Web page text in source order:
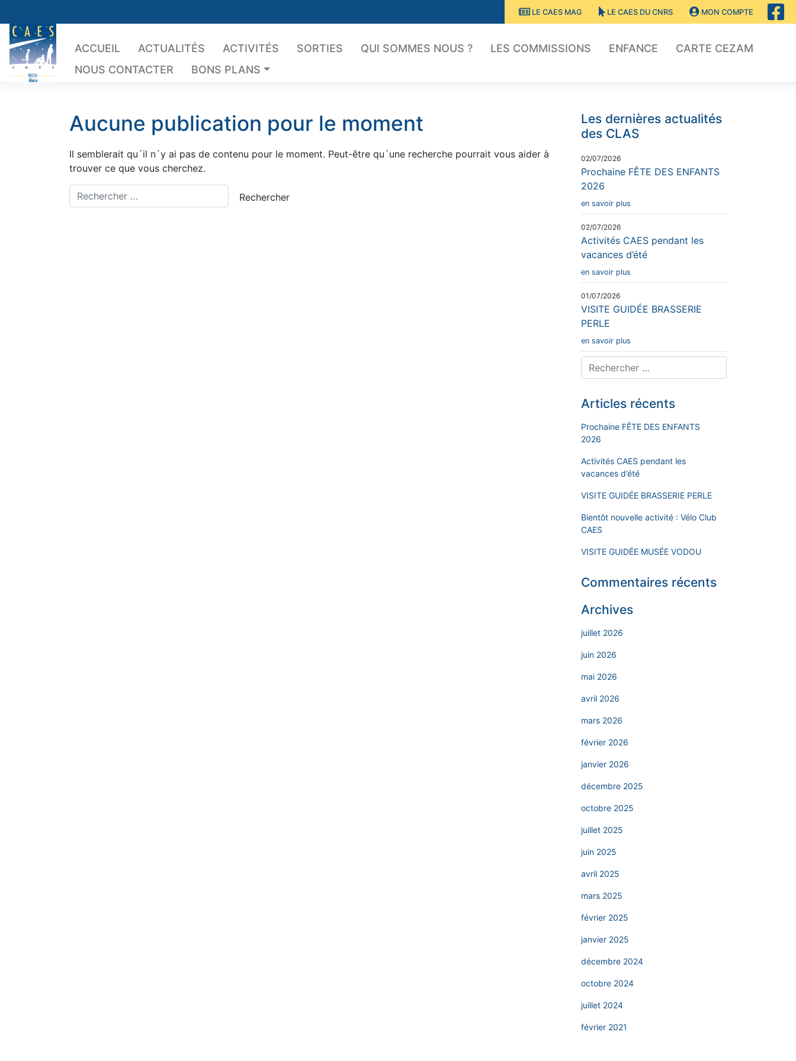
to
content
LE CAES MAG LE CAES DU CNRS MON COMPTE
ACCUEIL ACTUALITÉS ACTIVITÉS SORTIES QUI SOMMES NOUS ? LES COMMISSIONS ENFANCE
CARTE CEZAM
NOUS CONTACTER
BONS PLANS
Aucune publication pour le moment
Il semblerait qu´il n´y ai pas de contenu pour le moment. Peut-être qu´une recherche pourrait vous aider à
trouver ce que vous cherchez.
Les dernières actualités
des CLAS
02/07/2026
Prochaine FÊTE DES ENFANTS
2026
en savoir plus
02/07/2026
Activités CAES pendant les
vacances d’été
en savoir plus
01/07/2026
VISITE GUIDÉE BRASSERIE
PERLE
en savoir plus
Articles récents
Prochaine FÊTE DES ENFANTS
2026
Activités CAES pendant les
vacances d’été
VISITE GUIDÉE BRASSERIE PERLE
Bientôt nouvelle activité : Vélo Club
CAES
VISITE GUIDÉE MUSÉE VODOU
Commentaires récents
Archives
juillet 2026
juin 2026
mai 2026
avril 2026
mars 2026
février 2026
janvier 2026
décembre 2025
octobre 2025
juillet 2025
juin 2025
avril 2025
mars 2025
février 2025
janvier 2025
décembre 2024
octobre 2024
juillet 2024
février 2021